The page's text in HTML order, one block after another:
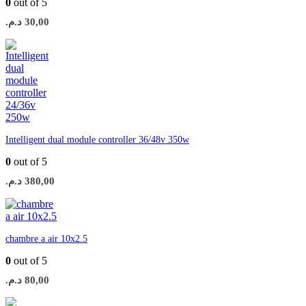
0 out of 5
30,00 د.م.
Intelligent dual module controller 36/48v 350w
0 out of 5
380,00 د.م.
chambre a air 10x2.5
0 out of 5
80,00 د.م.